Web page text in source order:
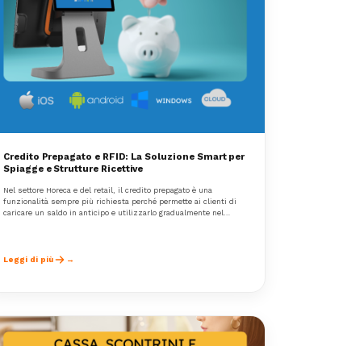
Credito Prepagato e RFID: La Soluzione Smart per
Spiagge e Strutture Ricettive
Nel settore Horeca e del retail, il credito prepagato è una
funzionalità sempre più richiesta perché permette ai clienti di
caricare un saldo in anticipo e utilizzarlo gradualmente nel
Leggi di più